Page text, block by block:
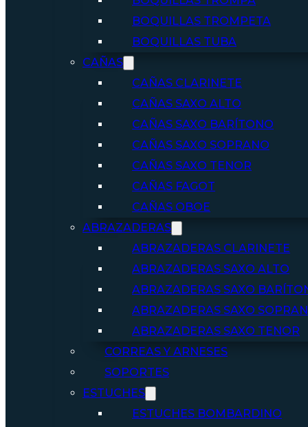
BOQUILLAS TROMPETA
BOQUILLAS TUBA
CAÑAS
CAÑAS CLARINETE
CAÑAS SAXO ALTO
CAÑAS SAXO BARÍTONO
CAÑAS SAXO SOPRANO
CAÑAS SAXO TENOR
CAÑAS FAGOT
CAÑAS OBOE
ABRAZADERAS
ABRAZADERAS CLARINETE
ABRAZADERAS SAXO ALTO
ABRAZADERAS SAXO
ABRAZADERAS SAXO
ABRAZADERAS SAXO TENOR
CORREAS Y ARNESES
SOPORTES
ESTUCHES
ESTUCHES BOMBARDINO